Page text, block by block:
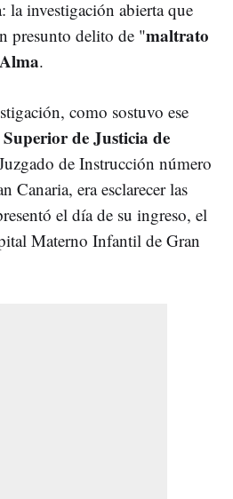
la investigación abierta que
presunto delito de "maltrato
Alma.
como sostuvo ese
de Justicia de
de Instrucción número
Canaria, era esclarecer las
el día de su ingreso, el
Materno Infantil de Gran